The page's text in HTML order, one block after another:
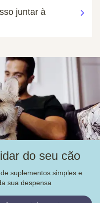
juntar à
do seu cão
suplementos simples e
sua despensa